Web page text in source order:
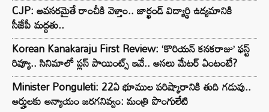
CJP: అవసరమైతే రాంచీకి వెళ్తాం.. జార్ఖండ్ విద్యార్థి ఉద్యమానికి
సీజేపీ మద్దతు..
Korean Kanakaraju First Review: ‘కొరియన్ కనకరాజు’ ఫస్ట్
రివ్యూ.. సినిమాలో ప్లస్ పాయింట్స్ ఇవే.. అసలు మేటర్ ఏంటంటే?
Minister Ponguleti: 22ఏ భూముల పరిష్కారానికి తుది గడువు..
అర్హులకు అన్యాయం జరగనివ్వం: మంత్రి పొంగులేటి